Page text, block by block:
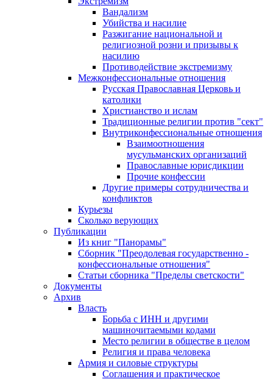
Вандализм
Убийства и насилие
Разжигание национальной и
религиозной розни и призывы к
насилию
Противодействие экстремизму
Межконфессиональные отношения
Русская Православная Церковь и
католики
Христианство и ислам
Традиционные религии против "сект"
Внутриконфессиональные отношения
Взаимоотношения
мусульманских организаций
Православные юрисдикции
Прочие конфессии
Другие примеры сотрудничества и
конфликтов
Курьезы
Сколько верующих
Публикации
Из книг "Панорамы"
Сборник "Преодолевая государственно -
конфессиональные отношения"
Статьи сборника "Пределы светскости"
Документы
Архив
Власть
Борьба с ИНН и другими
машиночитаемыми кодами
Место религии в обществе в целом
Религия и права человека
Армия и силовые структуры
Соглашения и практическое